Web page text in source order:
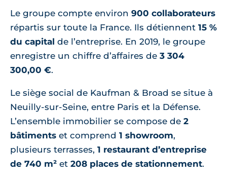
Le groupe compte environ 900 collaborateurs
répartis sur toute la France. Ils détiennent 15 %
du capital de l’entreprise. En 2019, le groupe
enregistre un chiffre d’affaires de 3 304
300,00 €.
Le siège social de Kaufman & Broad se situe à
Neuilly-sur-Seine, entre Paris et la Défense.
L’ensemble immobilier se compose de 2
bâtiments et comprend 1 showroom,
plusieurs terrasses, 1 restaurant d’entreprise
de 740 m² et 208 places de stationnement.